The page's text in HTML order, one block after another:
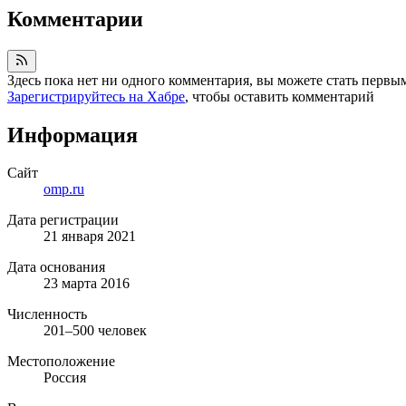
Комментарии
Здесь пока нет ни одного комментария, вы можете стать
Зарегистрируйтесь на Хабре, чтобы оставить комментарий
Информация
Сайт
omp.ru
Дата регистрации
21 января 2021
Дата основания
23 марта 2016
Численность
201–500 человек
Местоположение
Россия